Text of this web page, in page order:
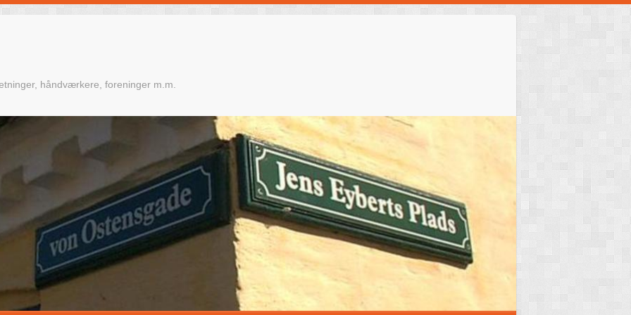
håndværkere, foreninger m.m.